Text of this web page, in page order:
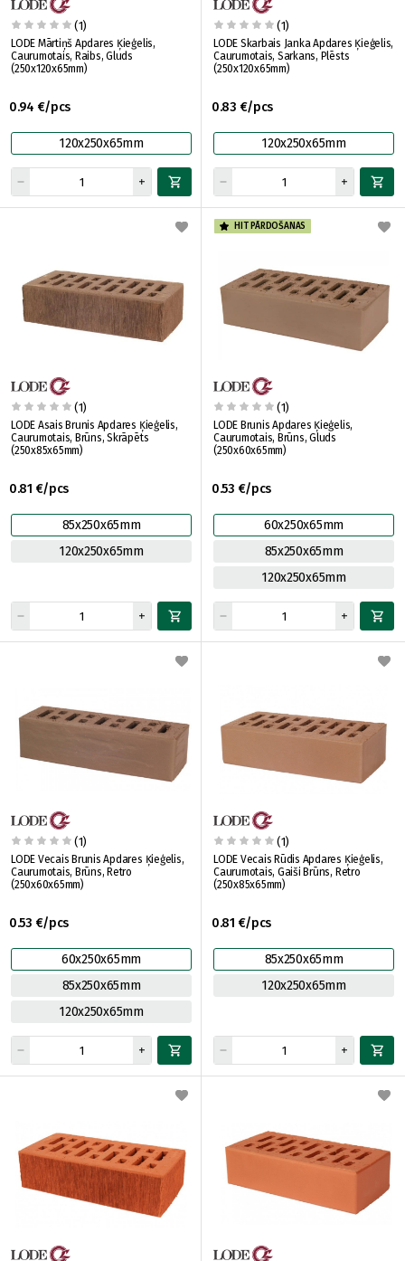
(1)
LODE Mārtiņš Apdares Ķieģelis,
Caurumotais, Raibs, Gluds
(250x120x65mm)
0.94 €/pcs
120x250x65mm
(1)
LODE Skarbais Janka Apdares Ķieģelis,
Caurumotais, Sarkans, Plēsts
(250x120x65mm)
0.83 €/pcs
120x250x65mm
(1)
LODE Asais Brunis Apdares Ķieģelis,
Caurumotais, Brūns, Skrāpēts
(250x85x65mm)
0.81 €/pcs
85x250x65mm
120x250x65mm
HIT PĀRDOŠANAS
(1)
LODE Brunis Apdares Ķieģelis,
Caurumotais, Brūns, Gluds
(250x60x65mm)
0.53 €/pcs
60x250x65mm
85x250x65mm
120x250x65mm
(1)
LODE Vecais Brunis Apdares Ķieģelis,
Caurumotais, Brūns, Retro
(250x60x65mm)
0.53 €/pcs
60x250x65mm
85x250x65mm
120x250x65mm
(1)
LODE Vecais Rūdis Apdares Ķieģelis,
Caurumotais, Gaiši Brūns, Retro
(250x85x65mm)
0.81 €/pcs
85x250x65mm
120x250x65mm